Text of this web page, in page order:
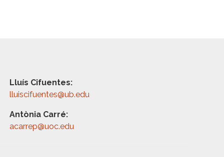
Lluís Cifuentes:
lluiscifuentes@ub.edu
Antònia Carré:
acarrep@uoc.edu